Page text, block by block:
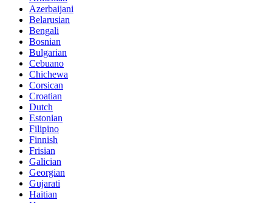
Azerbaijani
Belarusian
Bengali
Bosnian
Bulgarian
Cebuano
Chichewa
Corsican
Croatian
Dutch
Estonian
Filipino
Finnish
Frisian
Galician
Georgian
Gujarati
Haitian